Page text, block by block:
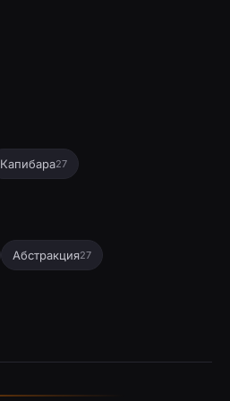
Капибара27
Абстракция27